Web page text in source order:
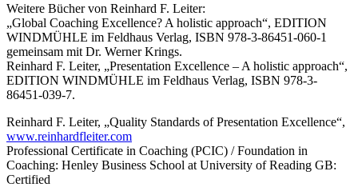
Weitere Bücher von Reinhard F. Leiter:
„Global Coaching Excellence? A holistic approach“, EDITION
WINDMÜHLE im Feldhaus Verlag, ISBN 978-3-86451-060-1
gemeinsam mit Dr. Werner Krings.
Reinhard F. Leiter, „Presentation Excellence – A holistic approach“,
EDITION WINDMÜHLE im Feldhaus Verlag, ISBN 978-3-
86451-039-7.
Reinhard F. Leiter, „Quality Standards of Presentation Excellence“,
www.reinhardfleiter.com
Professional Certificate in Coaching (PCIC) / Foundation in
Coaching: Henley Business School at University of Reading GB:
Certified